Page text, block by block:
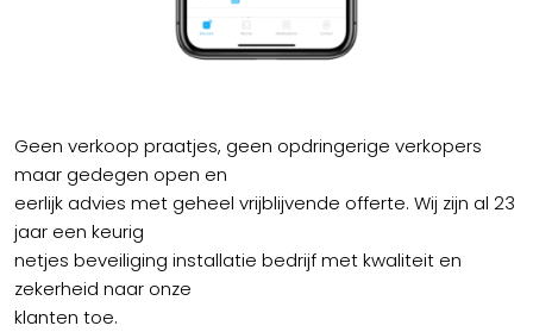
Geen verkoop praatjes, geen opdringerige verkopers
maar gedegen open en
eerlijk advies met geheel vrijblijvende offerte. Wij zijn al 23
jaar een keurig
netjes beveiliging installatie bedrijf met kwaliteit en
zekerheid naar onze
klanten toe.